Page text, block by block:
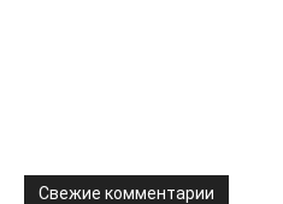
Свежие комментарии